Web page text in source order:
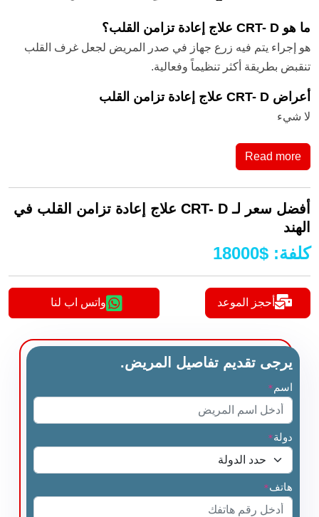
ما هو CRT- D علاج إعادة تزامن القلب؟
هو إجراء يتم فيه زرع جهاز في صدر المريض لجعل غرف القلب
تنقبض بطريقة أكثر تنظيماً وفعالية.
أعراض CRT- D علاج إعادة تزامن القلب
لا شيء
Read more
أفضل سعر لـ CRT- D علاج إعادة تزامن القلب في
الهند
كلفة:
$
18000
أحجز الموعد واتس اب لنا
يرجى تقديم تفاصيل المريض.
اسم *
دولة*
هاتف*